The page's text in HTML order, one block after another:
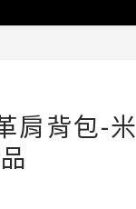
肩背包-米